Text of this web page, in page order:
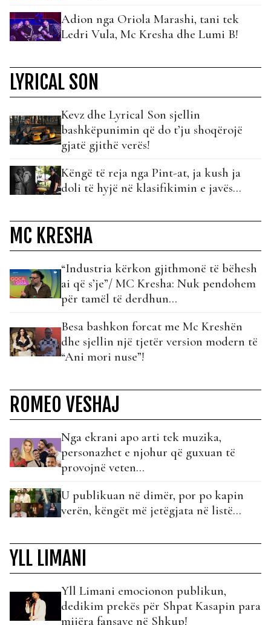
Adion nga Oriola Marashi, tani tek
Ledri Vula, Mc Kresha dhe Lumi B!
LYRICAL SON
Kevz dhe Lyrical Son sjellin
bashkëpunimin që do t’ju shoqërojë
gjatë gjithë verës!
Këngë të reja nga Pint-at, ja kush ja
doli të hyjë në klasifikimin e javës…
MC KRESHA
“Industria kërkon gjithmonë të bëhesh
ai që s’je”/ MC Kresha: Nuk pendohem
për tamël të derdhun…
Besa bashkon forcat me Mc Kreshën
dhe sjellin një tjetër version modern të
“Ani mori nuse”!
ROMEO VESHAJ
Nga ekrani apo arti tek muzika,
personazhet e njohur që guxuan të
provojnë veten…
U publikuan në dimër, por po kapin
verën, këngët më jetëgjata në listë...
YLL LIMANI
Yll Limani emocionon publikun,
dedikim prekës për Shpat Kasapin para
mijëra fansave në Shkup!